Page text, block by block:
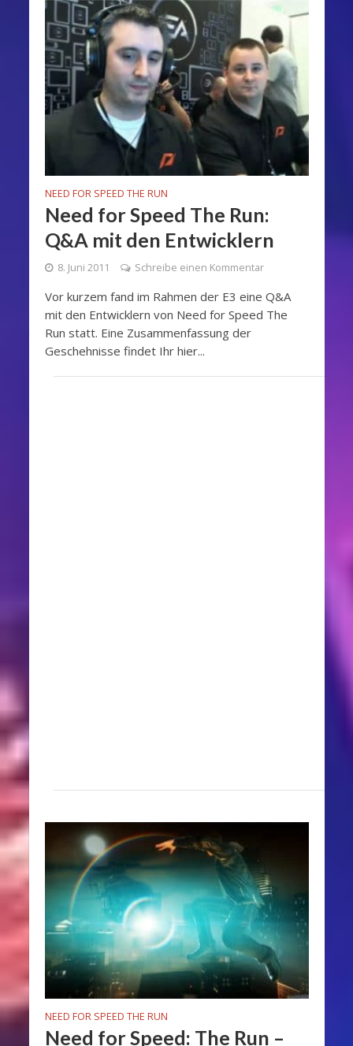
NEED FOR SPEED THE RUN
Need for Speed The Run:
Q&A mit den Entwicklern
8. Juni 2011 Schreibe einen Kommentar
Vor kurzem fand im Rahmen der E3 eine Q&A
mit den Entwicklern von Need for Speed The
Run statt. Eine Zusammenfassung der
Geschehnisse findet Ihr hier...
NEED FOR SPEED THE RUN
Need for Speed: The Run –